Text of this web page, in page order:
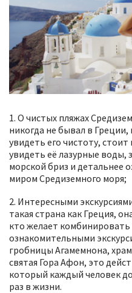
1. О чистых пляжах
никогда не бывал в
увидеть его чистоту, стоит
увидеть её лазурные воды,
морской бриз и детальнее
миром Средиземного моря;
2. Интересными
такая страна как Греция,
кто желает комбинировать
ознакомительными
гробницы Агамемнона,
святая Гора Афон, это
который каждый человек
раз в жизни.